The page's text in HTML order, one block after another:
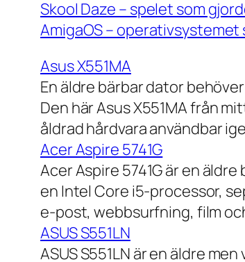
Skool Daze – spelet som
AmigaOS – operativsystemet
Asus X551MA
En äldre bärbar dator
Den här Asus X551MA från
åldrad hårdvara användbar
Acer Aspire 5741G
Acer Aspire 5741G är en
en Intel Core i5-processor,
e-post, webbsurfning, film
ASUS S551LN
ASUS S551LN är en äldre